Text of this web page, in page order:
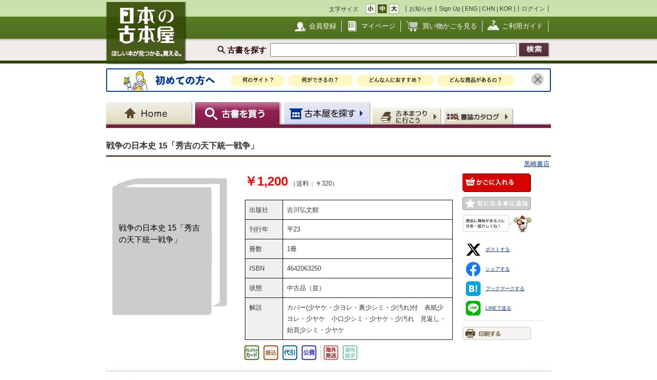
文字サイズ お知らせ Sign Up [ ENG | CHN | KOR ] ログイン
会員登録 マイページ 買い物かごを見る ご利用ガイド
古書を探す
戦争の日本史 15「秀吉の天下統一戦争」
黒崎書店
戦争の日本史 15「秀吉
の天下統一戦争」
￥1,200 （送料：￥320）
出版社 吉川弘文館
刊行年 平23
冊数 1冊
ISBN 4642063250
状態 中古品（並）
解説
カバー(少ヤケ・少ヨレ・裏少シミ・少汚れ)付 表紙少
ヨレ・少ヤケ 小口少シミ・少ヤケ・少汚れ 見返し・
始頁少シミ・少ヤケ
ポストする
シェアする
ブックマークする
LINEで送る